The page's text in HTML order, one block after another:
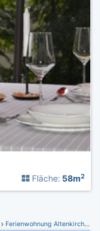
Fläche: 58m2
Ferienwohnung Altenkirchen / Drewoldke